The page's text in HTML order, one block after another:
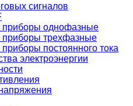
сигналов
приборы однофазные
трехфазные
постоянного тока
электроэнергии